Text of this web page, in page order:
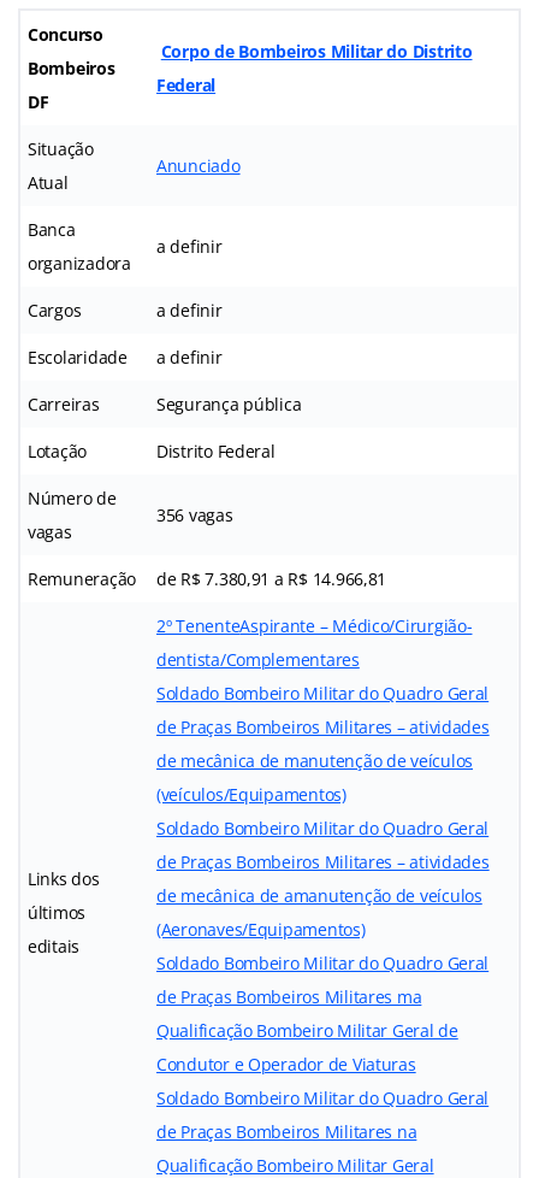
Concurso
Bombeiros
DF
Corpo de Bombeiros Militar do Distrito
Federal
Situação
Atual
Anunciado
Banca
organizadora
a definir
Cargos a definir
Escolaridade a definir
Carreiras Segurança pública
Lotação Distrito Federal
Número de
vagas
356 vagas
Remuneração de R$ 7.380,91 a R$ 14.966,81
Links dos
últimos
editais
2º TenenteAspirante – Médico/Cirurgião-
dentista/Complementares
Soldado Bombeiro Militar do Quadro Geral
de Praças Bombeiros Militares – atividades
de mecânica de manutenção de veículos
(veículos/Equipamentos)
Soldado Bombeiro Militar do Quadro Geral
de Praças Bombeiros Militares – atividades
de mecânica de amanutenção de veículos
(Aeronaves/Equipamentos)
Soldado Bombeiro Militar do Quadro Geral
de Praças Bombeiros Militares ma
Qualificação Bombeiro Militar Geral de
Condutor e Operador de Viaturas
Soldado Bombeiro Militar do Quadro Geral
de Praças Bombeiros Militares na
Qualificação Bombeiro Militar Geral